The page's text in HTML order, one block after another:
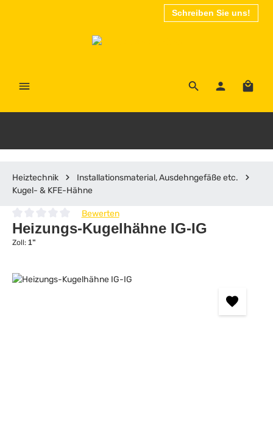
Schreiben Sie uns!
Heiztechnik
Installationsmaterial, Ausdehngefäße etc.
Kugel- & KFE-Hähne
Durchschnittliche Bewertung von 0 von 5 Sternen
Bewerten
Heizungs-Kugelhähne IG-IG
Zoll: 1"
Bildergalerie überspringen